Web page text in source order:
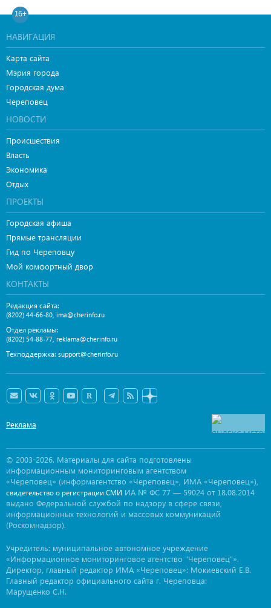
16+
НАВИГАЦИЯ
Карта сайта
Мэрия города
Городская дума
Череповец
НОВОСТИ
Происшествия
Власть
Экономика
Отдых
ПРОЕКТЫ
Городская афиша
Прямые трансляции
Гид по Череповцу
Мой комфортный двор
КОНТАКТЫ
Редакция сайта:
(8202) 44-66-80, ima@cherinfo.ru
Отдел рекламы:
(8202) 54-88-77, reklama@cherinfo.ru
Техподдержка: support@cherinfo.ru
Реклама
© 2003-2026. Материалы для сайта подготовлены
информационным мониторинговым агентством
«Череповец» (информагентство «Череповец», ИМА «Череповец»),
свидетельство о регистрации СМИ ИА № ФС 77 — 59024 от 18.08.2014
выдано Федеральной службой по надзору в сфере связи,
информационных технологий и массовых коммуникаций
(Роскомнадзор).
Учредитель: муниципальное автономное учреждение
«Информационное мониторинговое агентство "Череповец"».
Директор, главный редактор ИМА «Череповец»: Мокиевский Е.В.
Главный редактор официального сайта г. Череповца:
Марущенко С.Н.